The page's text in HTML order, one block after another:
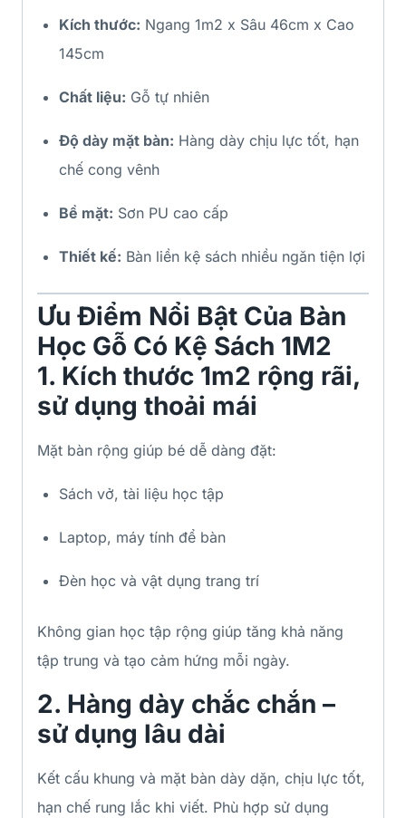
Kích thước: Ngang 1m2 x Sâu 46cm x Cao
145cm
Chất liệu: Gỗ tự nhiên
Độ dày mặt bàn: Hàng dày chịu lực tốt, hạn
chế cong vênh
Bề mặt: Sơn PU cao cấp
Thiết kế: Bàn liền kệ sách nhiều ngăn tiện lợi
Ưu Điểm Nổi Bật Của Bàn
Học Gỗ Có Kệ Sách 1M2
1. Kích thước 1m2 rộng rãi,
sử dụng thoải mái
Mặt bàn rộng giúp bé dễ dàng đặt:
Sách vở, tài liệu học tập
Laptop, máy tính để bàn
Đèn học và vật dụng trang trí
Không gian học tập rộng giúp tăng khả năng
tập trung và tạo cảm hứng mỗi ngày.
2. Hàng dày chắc chắn –
sử dụng lâu dài
Kết cấu khung và mặt bàn dày dặn, chịu lực tốt,
hạn chế rung lắc khi viết. Phù hợp sử dụng